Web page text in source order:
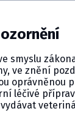
smyslu
ve znění
oprávněnou
léčivé